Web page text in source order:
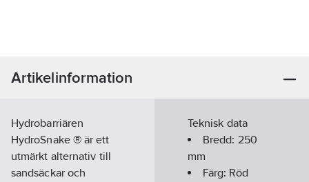
Artikelinformation
Hydrobarriären
HydroSnake ® är ett
utmärkt alternativ till
sandsäckar och
Teknisk data
Bredd: 250
mm
Färg: Röd